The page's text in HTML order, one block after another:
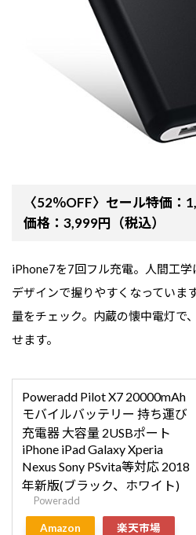
〈52％OFF〉セール特価
価格：3,999円（税込）
iPhone7を7回フル充電。人間工
デザインで握りやすくなっていま
量をチェック。内蔵の懐中電灯で
せます。
Poweradd Pilot X7 20000mAh
モバイルバッテリー 持ち運び
充電器 大容量 2USBポート
iPhone iPad Galaxy Xperia
Nexus Sony PSvita等対応 2018
年新版(ブラック、ホワイト)
Poweradd
Amazon 楽天市場